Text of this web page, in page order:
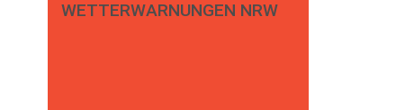
WETTERWARNUNGEN NRW